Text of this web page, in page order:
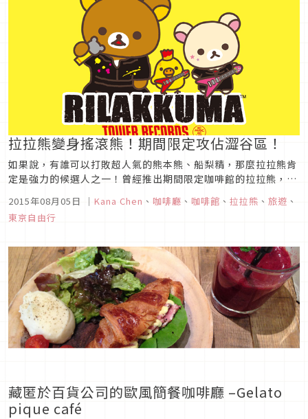
拉拉熊變身搖滾熊！期間限定攻佔澀谷區！
如果說，有誰可以打敗超人氣的熊本熊、船梨精，那麼拉拉熊肯
定是強力的候選人之一！曾經推出期間限定咖啡館的拉拉熊，繼
之前的「島嶼熱帶風」之後，這次找來tower records唱片行合
作，除了變身搖滾明星，也再次推出期間限定的下午茶，療癒每
顆寂寞的心。這次的下午茶時光，拉拉熊溫柔變身成漢堡麵包、
2015年08月05日 ｜ Kana Chen 、 咖啡廳 、 咖啡館 、 拉拉熊 、 旅遊 、
東京自由行
藏匿於百貨公司的歐風簡餐咖啡廳 –Gelato
pique café